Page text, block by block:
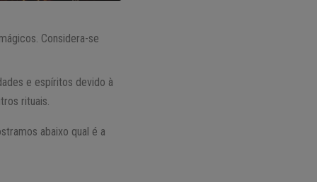
Considera-se
e espíritos devido à
rituais.
abaixo qual é a